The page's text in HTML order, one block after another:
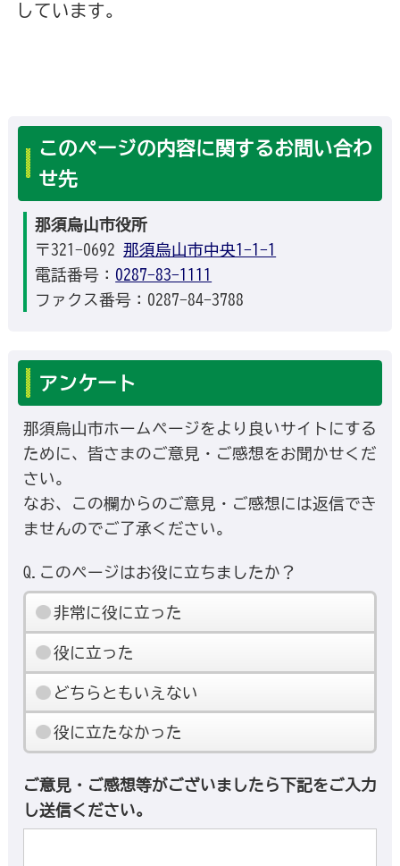
しています。
このページの内容に関するお問い合わ
せ先
那須烏山市役所
〒321-0692那須烏山市中央1-1-1
電話番号： 0287-83-1111
ファクス番号：0287-84-3788
アンケート
那須烏山市ホームページをより良いサイトにする
ために、皆さまのご意見・ご感想をお聞かせくだ
さい。
なお、この欄からのご意見・ご感想には返信でき
ませんのでご了承ください。
Q.このページはお役に立ちましたか？
非常に役に立った
役に立った
どちらともいえない
役に立たなかった
ご意見・ご感想等がございましたら下記をご入力
し送信ください。